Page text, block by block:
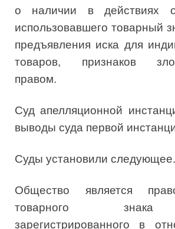
о наличии в действиях
использовавшего товарный
предъявления иска для
товаров, признаков
правом.
Суд апелляционной
выводы суда первой
Суды установили следующее.
Общество является
товарного
зарегистрированного в